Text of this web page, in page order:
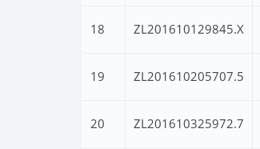
18 ZL201610129845.X
19 ZL201610205707.5
20 ZL201610325972.7